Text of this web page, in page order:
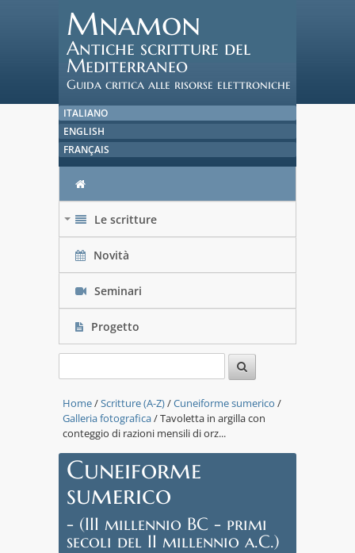
Mnamon
Antiche scritture del
Mediterraneo
Guida critica alle risorse elettroniche
ITALIANO
ENGLISH
FRANÇAIS
Le scritture
Novità
Seminari
Progetto
Home/Scritture (A-Z)/Cuneiforme sumerico /
Galleria fotografica/ Tavoletta in argilla con
conteggio di razioni mensili di orz...
Cuneiforme
sumerico
- (III millennio BC - primi
secoli del II millennio a.C.)